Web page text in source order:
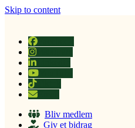
Skip to content
Tiktok
Bliv medlem
Giv et bidrag